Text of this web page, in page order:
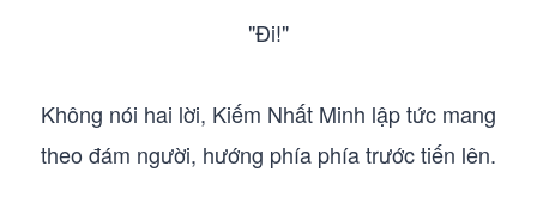
"Đi!"
Không nói hai lời, Kiếm Nhất Minh lập tức mang
theo đám người, hướng phía phía trước tiến lên.